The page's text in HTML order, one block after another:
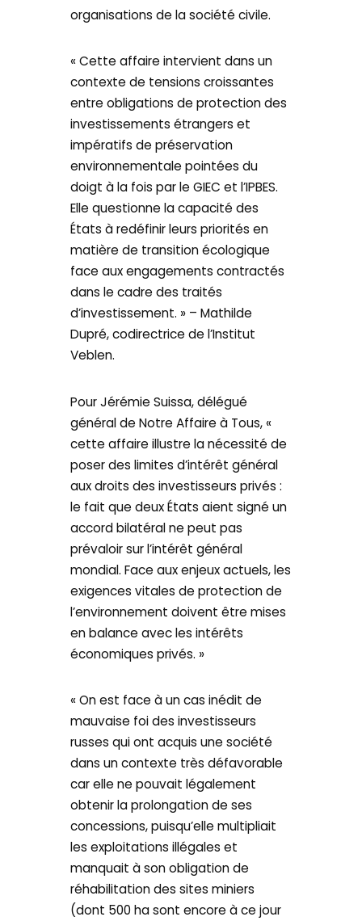
organisations de la société civile.
« Cette affaire intervient dans un
contexte de tensions croissantes
entre obligations de protection des
investissements étrangers et
impératifs de préservation
environnementale pointées du
doigt à la fois par le GIEC et l’IPBES.
Elle questionne la capacité des
États à redéfinir leurs priorités en
matière de transition écologique
face aux engagements contractés
dans le cadre des traités
d’investissement. » – Mathilde
Dupré, codirectrice de l’Institut
Veblen.
Pour Jérémie Suissa, délégué
général de Notre Affaire à Tous, «
cette affaire illustre la nécessité de
poser des limites d’intérêt général
aux droits des investisseurs privés :
le fait que deux États aient signé un
accord bilatéral ne peut pas
prévaloir sur l’intérêt général
mondial. Face aux enjeux actuels, les
exigences vitales de protection de
l’environnement doivent être mises
en balance avec les intérêts
économiques privés. »
« On est face à un cas inédit de
mauvaise foi des investisseurs
russes qui ont acquis une société
dans un contexte très défavorable
car elle ne pouvait légalement
obtenir la prolongation de ses
concessions, puisqu’elle multipliait
les exploitations illégales et
manquait à son obligation de
réhabilitation des sites miniers
(dont 500 ha sont encore à ce jour